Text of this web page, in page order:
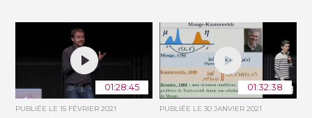
01:28:45
PUBLIÉE LE15 FÉVRIER 2021
01:32:38
PUBLIÉE LE 30 JANVIER 2021